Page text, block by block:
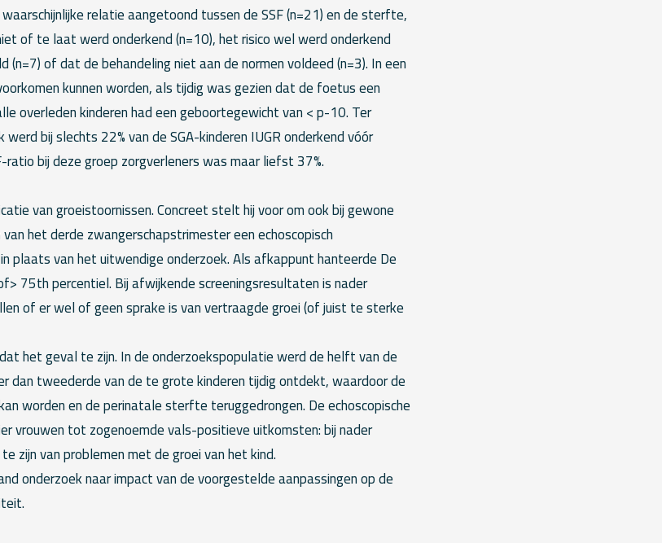
relatie aangetoond tussen de SSF (n=21) en de sterfte,
of te laat werd onderkend (n=10), het risico wel werd onderkend
(n=7) of dat de behandeling niet aan de normen voldeed (n=3). In een
kunnen worden, als tijdig was gezien dat de foetus een
overleden kinderen had een geboortegewicht van < p-10. Ter
bij slechts 22% van de SGA-kinderen IUGR onderkend vóór
ratio bij deze groep zorgverleners was maar liefst 37%.
van groeistoornissen. Concreet stelt hij voor om ook bij gewone
het derde zwangerschapstrimester een echoscopisch
plaats van het uitwendige onderzoek. Als afkappunt hanteerde De
75th percentiel. Bij afwijkende screeningsresultaten is nader
of er wel of geen sprake is van vertraagde groei (of juist te sterke
het geval te zijn. In de onderzoekspopulatie werd de helft van de
dan tweederde van de te grote kinderen tijdig ontdekt, waardoor de
worden en de perinatale sterfte teruggedrongen. De echoscopische
vrouwen tot zogenoemde vals-positieve uitkomsten: bij nader
zijn van problemen met de groei van het kind.
onderzoek naar impact van de voorgestelde aanpassingen op de